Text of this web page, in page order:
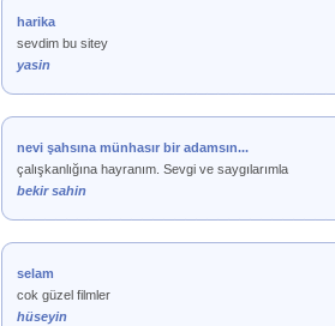
harika
sevdim bu sitey
yasin
nevi şahsına münhasır bir adamsın...
çalışkanlığına hayranım. Sevgi ve saygılarımla
bekir sahin
selam
cok güzel filmler
hüseyin